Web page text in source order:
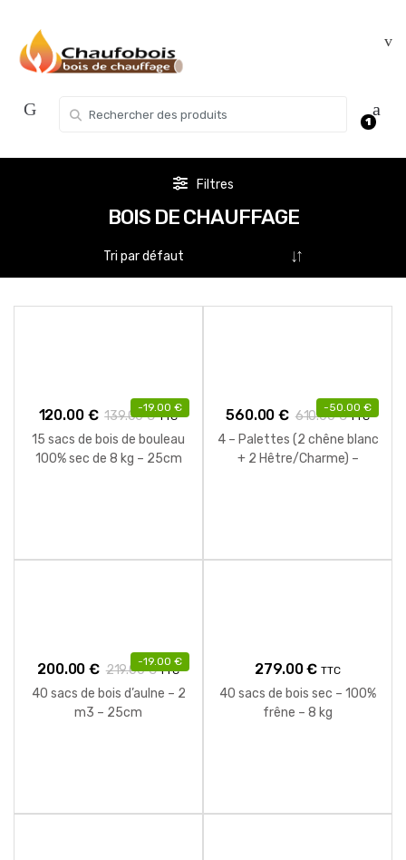
navigation
content
1
Filtres
BOIS DE CHAUFFAGE
-19.00 €
120.00 € 139.00€ TTC
15 sacs de bois de bouleau
100% sec de 8 kg – 25cm
-50.00 €
560.00€ 610.00€ TTC
4 – Palettes (2 chêne blanc
+ 2 Hêtre/Charme) –
-19.00 €
200.00€ 219.00€ TTC
40 sacs de bois d’aulne – 2
m3 – 25cm
279.00€ TTC
40 sacs de bois sec – 100%
frêne – 8 kg